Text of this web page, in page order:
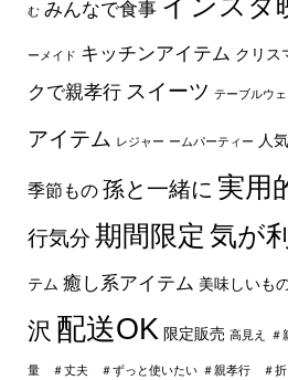
む みんなで食事
ーメイド キッチンアイテム クリス
クで親孝行 スイーツ テーブルウェ
アイテム レジャー ームパーティー 人
季節もの 孫と一緒に 実用
行気分 期間限定 気が
テム 癒し系アイテム 美味しいも
沢 配送OK 限定販売 高見え ＃
量 ＃丈夫 ＃ずっと使いたい ＃親孝行 ＃